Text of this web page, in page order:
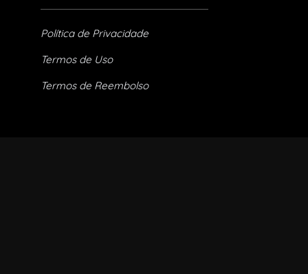
Política de Privacidade
Termos de Uso
Termos de Reembolso